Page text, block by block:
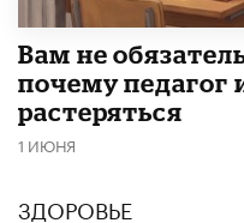
​Вам не
почему педагог
растеряться
1 ИЮНЯ
ЗДОРОВЬЕ